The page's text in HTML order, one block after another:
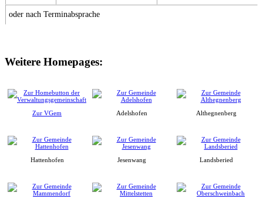
oder nach Terminabsprache
Weitere Homepages:
Zur VGem Adelshofen Althegnenberg
Hattenhofen Jesenwang Landsberied